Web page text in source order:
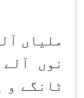
ملیاں
نوں
ٹانگے و